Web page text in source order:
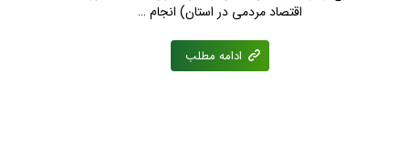
اقتصاد مردمی در استان) انجام …
ادامه مطلب